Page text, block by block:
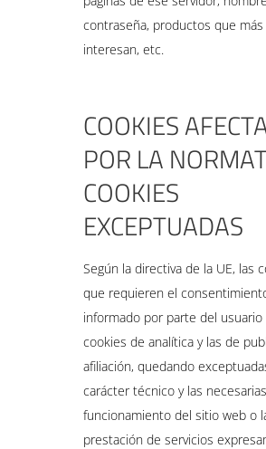
contraseña, productos que más
interesan, etc.
COOKIES
POR LA
COOKIES
EXCEPTUADAS
Según la directiva de la UE, las
que requieren el
informado por parte del usuario
cookies de analítica y las de
afiliación, quedando
carácter técnico y las
funcionamiento del sitio web o
prestación de servicios